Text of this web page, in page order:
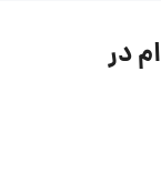
در